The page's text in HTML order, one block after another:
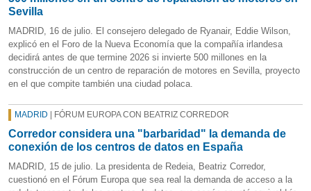
Sevilla
MADRID, 16 de julio. El consejero delegado de Ryanair, Eddie Wilson,
explicó en el Foro de la Nueva Economía que la compañía irlandesa
decidirá antes de que termine 2026 si invierte 500 millones en la
construcción de un centro de reparación de motores en Sevilla, proyecto
en el que compite también una ciudad polaca.
MADRID | FÓRUM EUROPA CON BEATRIZ CORREDOR
Corredor considera una "barbaridad" la demanda de
conexión de los centros de datos en España
MADRID, 15 de julio. La presidenta de Redeia, Beatriz Corredor,
cuestionó en el Fórum Europa que sea real la demanda de acceso a la